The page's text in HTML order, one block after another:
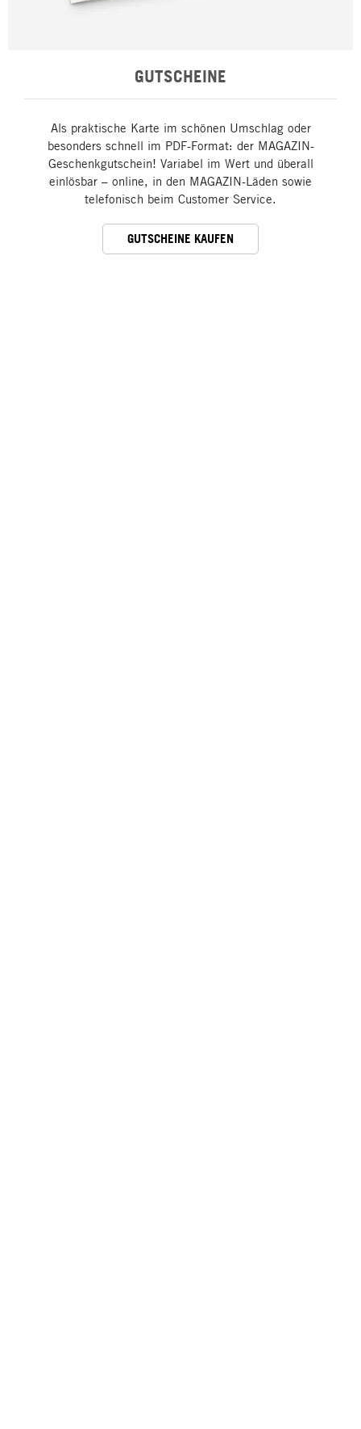
GUTSCHEINE
Als praktische Karte im schönen Umschlag oder
besonders schnell im PDF-Format: der MAGAZIN-
Geschenkgutschein! Variabel im Wert und überall
einlösbar – online, in den MAGAZIN-Läden sowie
telefonisch beim Customer Service.
GUTSCHEINE KAUFEN